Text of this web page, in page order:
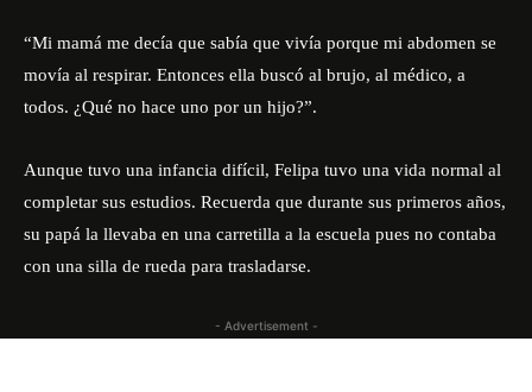
“Mi mamá me decía que sabía que vivía porque mi abdomen se
movía al respirar. Entonces ella buscó al brujo, al médico, a
todos. ¿Qué no hace uno por un hijo?”.
Aunque tuvo una infancia difícil, Felipa tuvo una vida normal al
completar sus estudios. Recuerda que durante sus primeros años,
su papá la llevaba en una carretilla a la escuela pues no contaba
con una silla de rueda para trasladarse.
- Advertisement -